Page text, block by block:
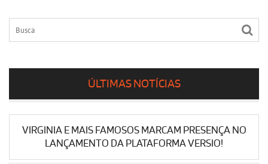
ÚLTIMAS NOTÍCIAS
VIRGINIA E MAIS FAMOSOS MARCAM PRESENÇA NO
LANÇAMENTO DA PLATAFORMA VERSIO!